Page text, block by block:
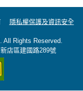
隱私權保護及資訊安全
All Rights Reserved.
店區建國路289號